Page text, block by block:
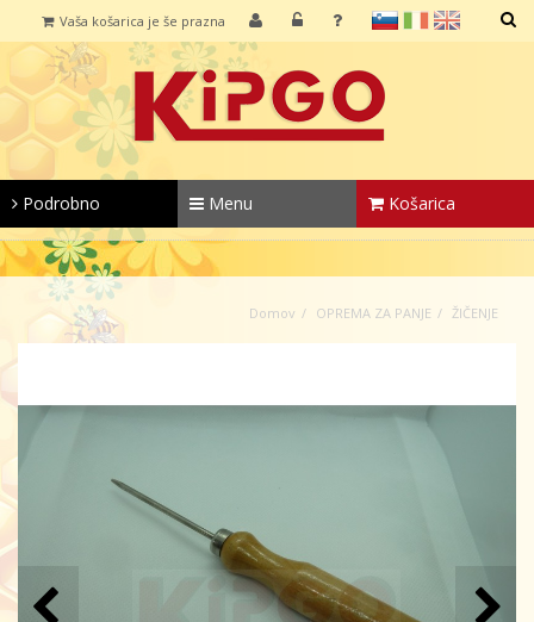
IŠČI
sl it
Vaša košarica je še prazna
Podrobno Menu Košarica
Domov OPREMA ZA PANJE ŽIČENJE